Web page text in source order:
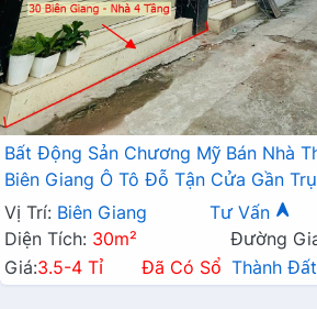
Bất Động Sản Chương Mỹ Bán Nhà
Biên Giang Ô Tô Đỗ Tận Cửa Gần
Vị Trí: Biên Giang Tư Vấn
Diện Tích: 30m²
Đường
Giá:3.5-4 Tỉ Đã Có Sổ Thành